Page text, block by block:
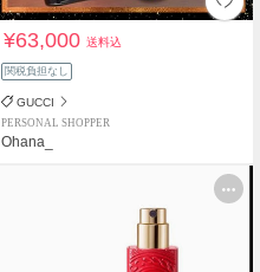
¥63,000送料込
関税負担なし
GUCCI
PERSONAL SHOPPER
Ohana_